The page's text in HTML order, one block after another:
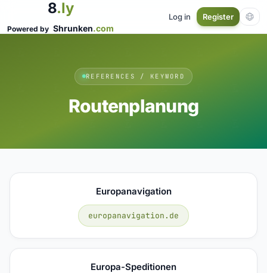
8.ly
Powered by Shrunken.com
Log in Register
REFERENCES / KEYWORD
Routenplanung
Europanavigation
europanavigation.de
Europa-Speditionen